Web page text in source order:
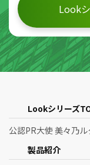
Look
Lookシリーズ
公認PR大使 美々乃ル
製品紹介